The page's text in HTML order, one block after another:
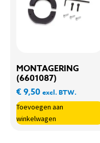
MONTAGERING
(6601087)
€9,50 excl. BTW.
Toevoegen aan
winkelwagen